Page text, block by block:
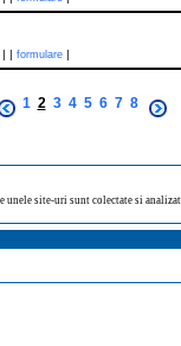
| | formulare |
1 2 3 4 5 6 7 8
site-uri sunt colectate si